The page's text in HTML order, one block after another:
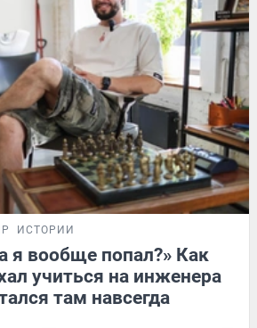
ИСТОРИИ
я вообще попал?» Как
учиться на инженера
там навсегда